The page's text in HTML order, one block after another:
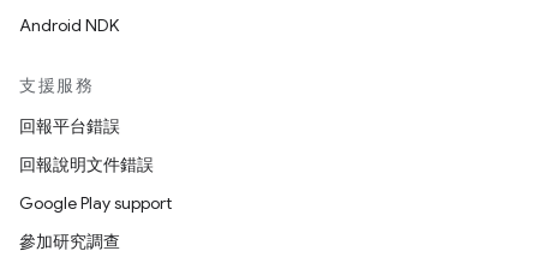
Android NDK
支援服務
回報平台錯誤
回報說明文件錯誤
Google Play support
參加研究調查